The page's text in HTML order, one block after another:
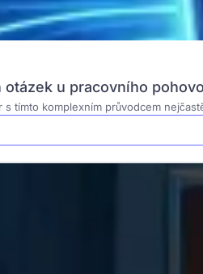
otázek u pracovního
tímto komplexním průvodcem